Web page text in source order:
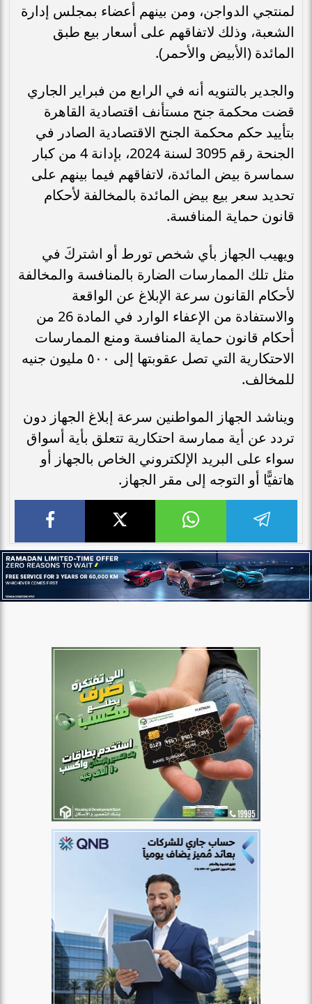
لمنتجي الدواجن، ومن بينهم أعضاء بمجلس إدارة
الشعبة، وذلك لاتفاقهم على أسعار بيع طبق
المائدة (الأبيض والأحمر).
والجدير بالتنويه أنه في الرابع من فبراير الجاري
قضت محكمة جنح مستأنف اقتصادية القاهرة
بتأييد حكم محكمة الجنح الاقتصادية الصادر في
الجنحة رقم 3095 لسنة 2024، بإدانة 4 من كبار
سماسرة بيض المائدة، لاتفاقهم فيما بينهم على
تحديد سعر بيع بيض المائدة بالمخالفة لأحكام
قانون حماية المنافسة.
ويهيب الجهاز بأي شخص تورط أو اشتركَ في
مثل تلك الممارسات الضارة بالمنافسة والمخالفة
لأحكام القانون سرعة الإبلاغ عن الواقعة
والاستفادة من الإعفاء الوارد في المادة 26 من
أحكام قانون حماية المنافسة ومنع الممارسات
الاحتكارية التي تصل عقوبتها إلى ٥٠٠ مليون جنيه
للمخالف.
ويناشد الجهاز المواطنين سرعة إبلاغ الجهاز دون
تردد عن أية ممارسة احتكارية تتعلق بأية أسواق
سواء على البريد الإلكتروني الخاص بالجهاز أو
هاتفيًّا أو التوجه إلى مقر الجهاز.